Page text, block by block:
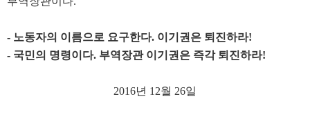
- 노동자의 이름으로 요구한다. 이기권은 퇴진하라!
- 국민의 명령이다. 부역장관 이기권은 즉각 퇴진하라!
2016년 12월 26일